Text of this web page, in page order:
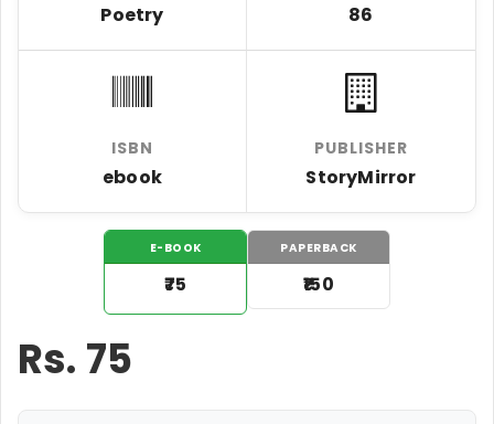
Poetry 86
ISBN
ebook
PUBLISHER
StoryMirror
E-BOOK
₹75
PAPERBACK
₹150
Rs. 75